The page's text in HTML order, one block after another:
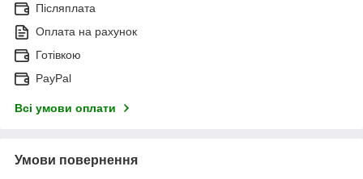
Післяплата
Оплата на рахунок
Готівкою
PayPal
Всі умови оплати
Умови повернення